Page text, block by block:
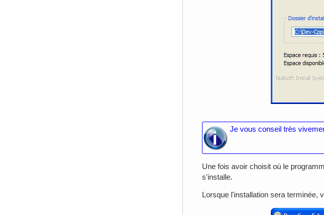
Je vous conseil très
Une fois avoir choisit où le
s'installe.
Lorsque l'installation sera terminée,